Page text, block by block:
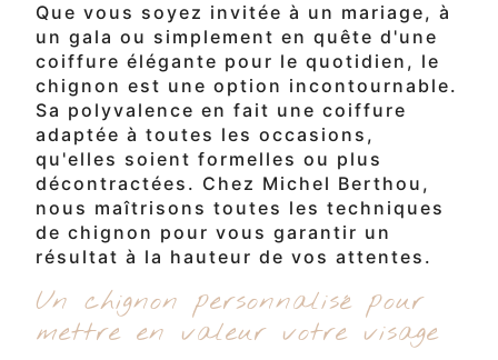
Que vous soyez invitée à un mariage, à
un gala ou simplement en quête d'une
coiffure élégante pour le quotidien, le
chignon est une option incontournable.
Sa polyvalence en fait une coiffure
adaptée à toutes les occasions,
qu'elles soient formelles ou plus
décontractées. Chez Michel Berthou,
nous maîtrisons toutes les techniques
de chignon pour vous garantir un
résultat à la hauteur de vos attentes.
Un chignon personnalisé pour
mettre en valeur votre visage